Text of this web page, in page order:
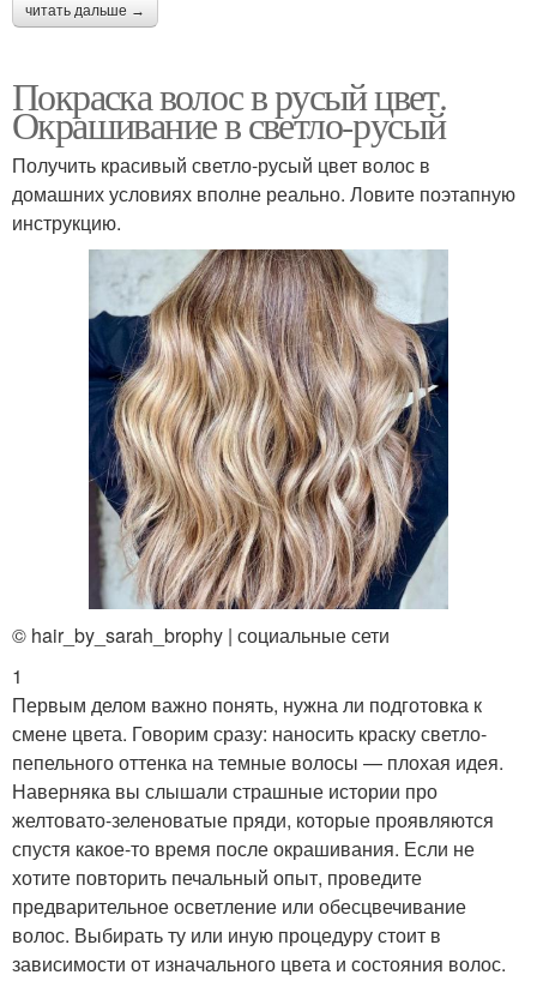
читать дальше →
Покраска волос в русый цвет.
Окрашивание в светло-русый
Получить красивый светло-русый цвет волос в
домашних условиях вполне реально. Ловите поэтапную
инструкцию.
© hair_by_sarah_brophy | социальные сети
1
Первым делом важно понять, нужна ли подготовка к
смене цвета. Говорим сразу: наносить краску светло-
пепельного оттенка на темные волосы — плохая идея.
Наверняка вы слышали страшные истории про
желтовато-зеленоватые пряди, которые проявляются
спустя какое-то время после окрашивания. Если не
хотите повторить печальный опыт, проведите
предварительное осветление или обесцвечивание
волос. Выбирать ту или иную процедуру стоит в
зависимости от изначального цвета и состояния волос.